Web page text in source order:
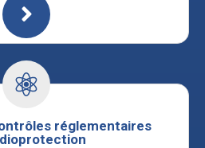
réglementaires